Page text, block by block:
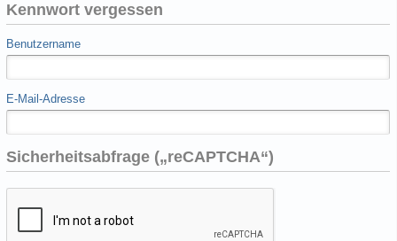
Kennwort vergessen
Benutzername
E-Mail-Adresse
Sicherheitsabfrage („reCAPTCHA“)